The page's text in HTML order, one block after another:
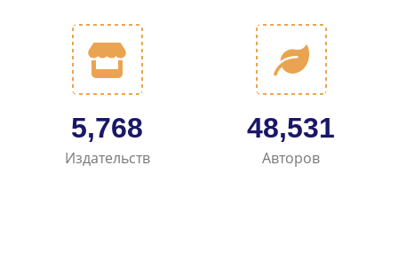
7,071
Издательств
59,490
Авторов